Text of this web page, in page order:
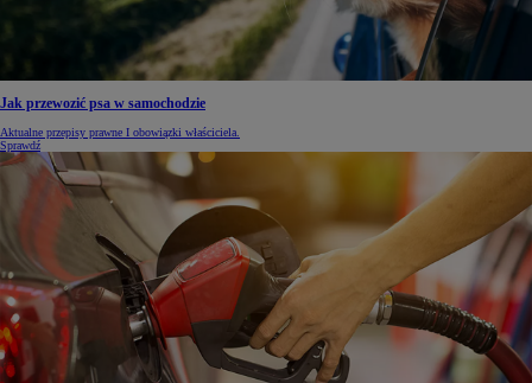
Jak przewozić psa w samochodzie
Aktualne przepisy prawne I obowiązki właściciela.
Sprawdź